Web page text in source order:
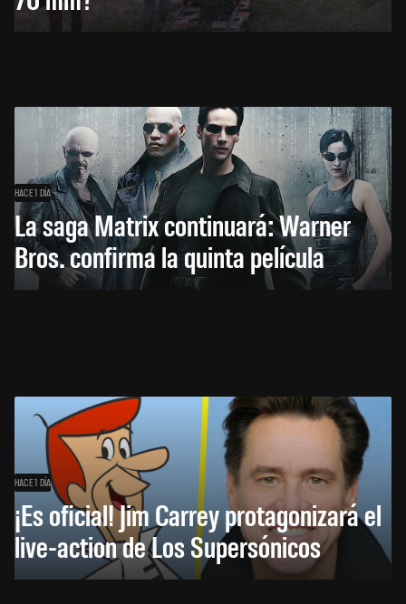
HACE 1 DÍA
La saga Matrix continuará: Warner
Bros. confirma la quinta película
HACE 1 DÍA
¡Es oficial! Jim Carrey protagonizará el
live-action de Los Supersónicos